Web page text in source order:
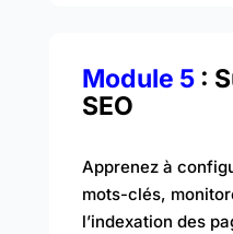
Module 5:
SEO
Apprenez à
mots-clés,
l’indexation des